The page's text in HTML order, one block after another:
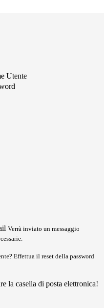
Utente
Verrà inviato un messaggio
Effettua il reset della password
la casella di posta elettronica!